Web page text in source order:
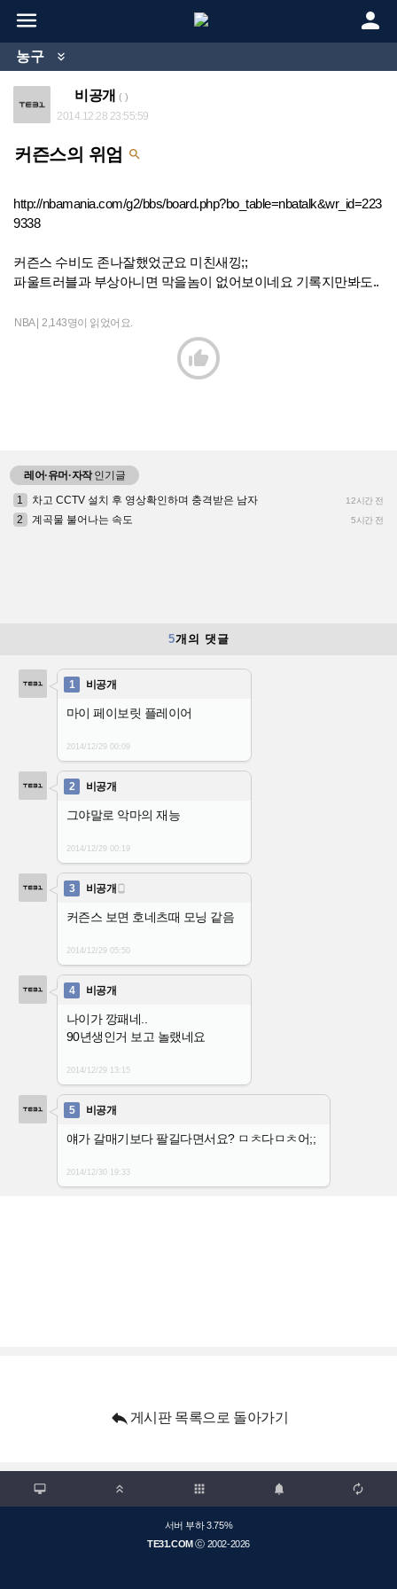
 
농구 
비공개 ( )
2014.12.28 23:55:59
커즌스의 위엄 
http://nbamania.com/g2/bbs/board.php?bo_table=nbatalk&wr_id=223
9338
커즌스 수비도 존나잘했었군요 미친새낑;;
파울트러블과 부상아니면 막을놈이 없어보이네요 기록지만봐도..
NBA | 2,143명이 읽었어요.

레어·유머·자작인기글
1
차고 CCTV 설치 후 영상확인하며 충격받은 남자 12시간 전
2 계곡물 불어나는 속도 5시간 전
5개의 댓글
1 비공개
마이 페이보릿 플레이어
2014/12/2900:09
2 비공개
그야말로 악마의 재능
2014/12/2900:19
3 비공개 
커즌스 보면 호네츠때 모닝 같음
2014/12/2905:50
4 비공개
나이가 깡패네..
90년생인거 보고 놀랬네요
2014/12/2913:15
5 비공개
얘가 갈매기보다 팔길다면서요? ㅁㅊ다ㅁㅊ어;;
2014/12/3019:33
 게시판 목록으로 돌아가기
  apps  
서버 부하 3.75%
TE31.COMⓒ 2002-2026